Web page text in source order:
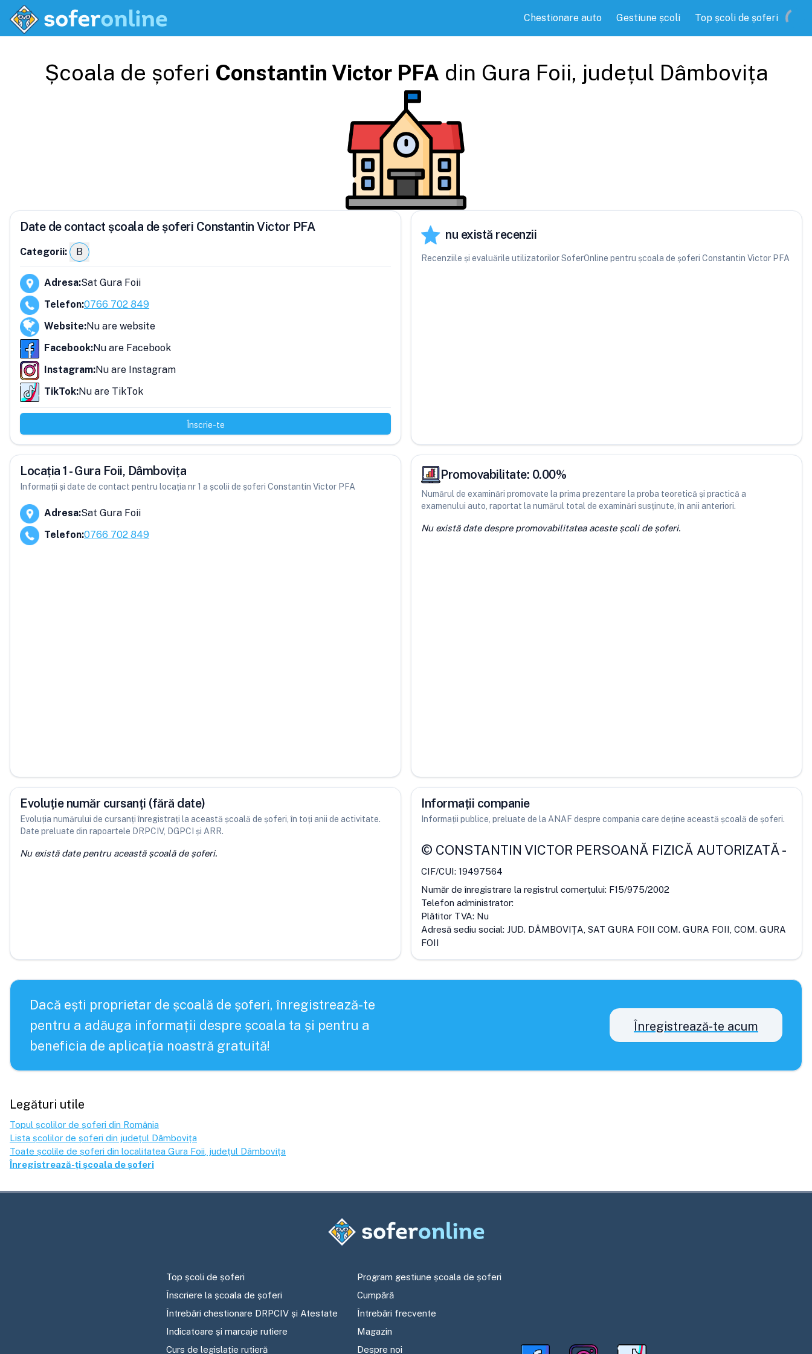
Chestionare auto Gestiune școli Top școli de șoferi
Școala de șoferi Constantin Victor PFA din Gura Foii, județul Dâmbovița
Date de contact școala de șoferi Constantin Victor PFA
Categorii: B
Adresa:Sat Gura Foii
Telefon:0766 702 849
Website:Nu are website
Facebook:Nu are Facebook
Instagram:Nu are Instagram
TikTok:Nu are TikTok
Înscrie-te
nu există recenzii
Recenziile și evaluările utilizatorilor SoferOnline pentru școala de șoferi Constantin Victor PFA
Locația 1 - Gura Foii, Dâmbovița
Informații și date de contact pentru locația nr 1 a școlii de șoferi Constantin Victor PFA
Adresa:Sat Gura Foii
Telefon:0766 702 849
Promovabilitate: 0.00%
Numărul de examinări promovate la prima prezentare la proba teoretică și practică a
examenului auto, raportat la numărul total de examinări susținute, în anii anteriori.
Nu există date despre promovabilitatea aceste școli de șoferi.
Evoluție număr cursanți (fără date)
Evoluția numărului de cursanți înregistrați la această școală de șoferi, în toți anii de activitate.
Date preluate din rapoartele DRPCIV, DGPCI și ARR.
Nu există date pentru această școală de șoferi.
Informații companie
Informații publice, preluate de la ANAF despre compania care deține această școală de șoferi.
© CONSTANTIN VICTOR PERSOANĂ FIZICĂ AUTORIZATĂ-
CIF/CUI: 19497564
Număr de înregistrare la registrul comerțului: F15/975/2002
Telefon administrator:
Plătitor TVA: Nu
Adresă sediu social: JUD. DÂMBOVIŢA, SAT GURA FOII COM. GURA FOII, COM. GURA
FOII
Dacă ești proprietar de școală de șoferi, înregistrează-te
pentru a adăuga informații despre școala ta și pentru a
beneficia de aplicația noastră gratuită!
Înregistrează-te acum
Legături utile
Topul școlilor de șoferi din România
Lista școlilor de șoferi din județul Dâmbovița
Toate școlile de șoferi din localitatea Gura Foii , județul Dâmbovița
Înregistrează-ți școala de șoferi
Top școli de șoferi
Înscriere la școala de șoferi
Întrebări chestionare DRPCIV și Atestate
Indicatoare și marcaje rutiere
Curs de legislație rutieră
Program gestiune școala de șoferi
Cumpără
Întrebări frecvente
Magazin
Despre noi